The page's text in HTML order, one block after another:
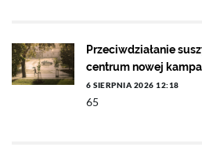
Przeciwdziałanie
centrum nowej
6 SIERPNIA 2026 12:18
65